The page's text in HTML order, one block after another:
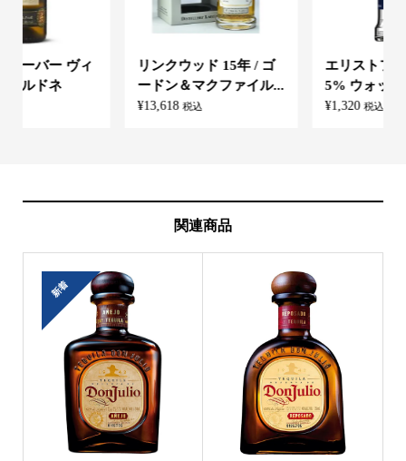
リンクウッド 15年 / ゴ
ードン＆マクファイル...
エリストフ 700ml 37.
5% ウォッカ スピリッ...
関連商品
新着